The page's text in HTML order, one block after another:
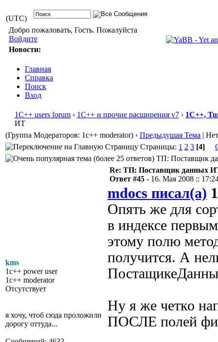
(UTC)
Добро пожаловать, Гость. Пожалуйста
Войдите
Новости:
Главная
Справка
Поиск
Вход
1С++ users forum › 1С++ и прочие расширения v7 › 1С++,
ИТ
(Группа Модераторов: 1c++ moderator) ‹ Предыдущая Тема |
Страницы: 1 2 3 [4]
ТП: Поставщик
kms
1c++ power user
1c++ moderator
Отсутствует
я хочу, чтоб сюда проложили
дорогу оттуда...
Re: ТП: Поставщик данных
Ответ #45 - 16. Мая 2008 ::
mdocs писал(а)
Опять же для
в индексе
этому полю
получится. А
Ну я же четко
ПОСЛЕ полей